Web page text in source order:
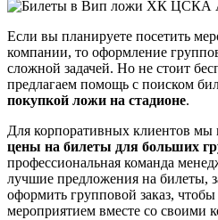
Если вы планируете посетить
компании, то оформление
сложной задачей. Но не стоит
предлагаем помощь с поиском
покупкой ложи на стадионе.
Для корпоративных клиентов мы
цены на билеты для больших
профессиональная команда
лучшие предложения на билеты,
оформить групповой заказ,
мероприятием вместе со своими